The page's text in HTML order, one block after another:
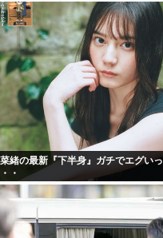
緒の最新『下半身』ガチでエグいっ
・